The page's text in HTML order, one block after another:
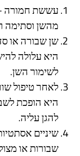
עששת חמורה
מהשן וסתימה
שן שבורה או
היא עלולה
לשימור השן.
לאחר טיפול
היא הופכת
להגן עליה.
שיניים
שבורות או